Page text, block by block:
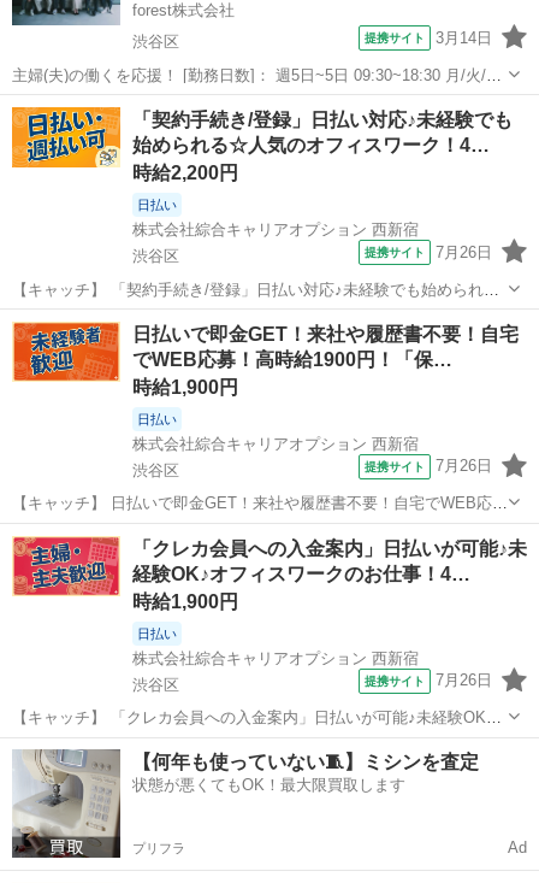
forest株式会社
渋谷区
提携サイト 3月14日
主婦(夫)の働くを応援！ [勤務日数]： 週5日~5日 09:30~18:30 月/火/水/
木/金 [勤務地・最寄駅]： 東京都渋谷区神南１丁目４番９号 テアトル
神南 オフィス棟 6F forest株式会社 渋谷駅徒歩9...
東京 渋谷区 一般事務
「契約手続き/登録」日払い対応♪未経験でも
始められる☆人気のオフィスワーク！4…
時給2,200円
日払い
株式会社綜合キャリアオプション 西新宿
渋谷区
提携サイト 7月26日
【キャッチ】 「契約手続き/登録」日払い対応♪未経験でも始められる
☆人気のオフィスワーク！40代まで幅広く活躍中◎ 【コメント】 《未
経験から就業可能なオフィスワーク☆》 「未経験からだと不安で…」
「ブランクがあるから…...
東京 渋谷区 その他
日払いで即金GET！来社や履歴書不要！自宅
でWEB応募！高時給1900円！「保…
時給1,900円
日払い
株式会社綜合キャリアオプション 西新宿
渋谷区
提携サイト 7月26日
【キャッチ】 日払いで即金GET！来社や履歴書不要！自宅でWEB応
募！高時給1900円！「保険の進捗管理/調整」20代～40代のスタッフさ
ん中心に大活躍中！ 【コメント】 ＼★☆大人気のオフィスワーク案件
多数☆★／ 大人...
東京 渋谷区 電話対応
「クレカ会員への入金案内」日払いが可能♪未
経験OK♪オフィスワークのお仕事！4…
時給1,900円
日払い
株式会社綜合キャリアオプション 西新宿
渋谷区
提携サイト 7月26日
【キャッチ】 「クレカ会員への入金案内」日払いが可能♪未経験OK♪
オフィスワークのお仕事！40代まで幅広く活躍中◇ 【コメント】 《未
経験から就業可能なオフィスワーク☆》 「未経験からだと不安で…」
「ブランクがあるから…...
東京 渋谷区 電話対応
【何年も使っていない🧵】ミシンを査定
状態が悪くてもOK！最大限買取します
プリフラ Ad